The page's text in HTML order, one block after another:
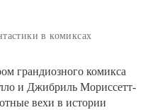
в комиксах
грандиозного комикса
и Джибриль Мориссетт-
вехи в истории